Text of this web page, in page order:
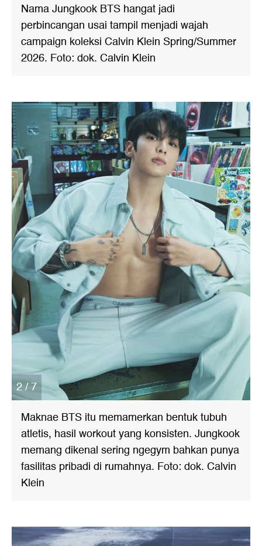
Nama Jungkook BTS hangat jadi
perbincangan usai tampil menjadi wajah
campaign koleksi Calvin Klein Spring/Summer
2026. Foto: dok. Calvin Klein
2 / 7
Maknae BTS itu memamerkan bentuk tubuh
atletis, hasil workout yang konsisten. Jungkook
memang dikenal sering ngegym bahkan punya
fasilitas pribadi di rumahnya. Foto: dok. Calvin
Klein